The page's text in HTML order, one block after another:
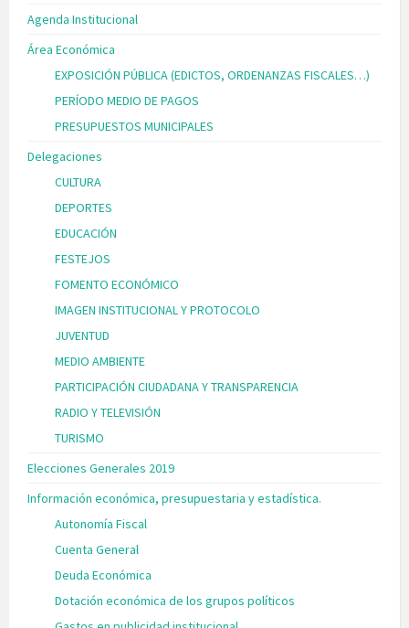
Agenda Institucional
Área Económica
EXPOSICIÓN PÚBLICA (EDICTOS, ORDENANZAS FISCALES…)
PERÍODO MEDIO DE PAGOS
PRESUPUESTOS MUNICIPALES
Delegaciones
CULTURA
DEPORTES
EDUCACIÓN
FESTEJOS
FOMENTO ECONÓMICO
IMAGEN INSTITUCIONAL Y PROTOCOLO
JUVENTUD
MEDIO AMBIENTE
PARTICIPACIÓN CIUDADANA Y TRANSPARENCIA
RADIO Y TELEVISIÓN
TURISMO
Elecciones Generales 2019
Información económica, presupuestaria y estadística.
Autonomía Fiscal
Cuenta General
Deuda Económica
Dotación económica de los grupos políticos